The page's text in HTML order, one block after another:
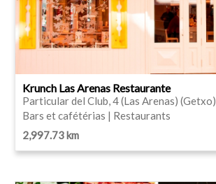
Krunch Las Arenas Restaurante
Particular del Club, 4 (Las Arenas) (Getxo)
Bars et cafétérias | Restaurants
2,997.73 km